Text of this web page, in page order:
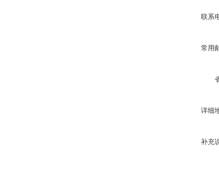
联系
常用
详细
补充